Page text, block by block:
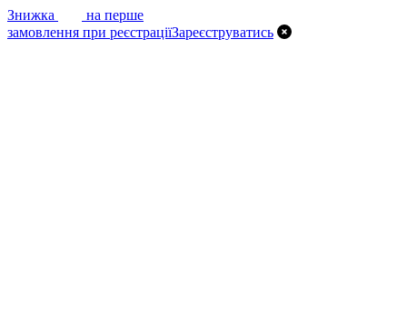
Знижка
на перше
замовлення при реєстраціїЗареєструватись